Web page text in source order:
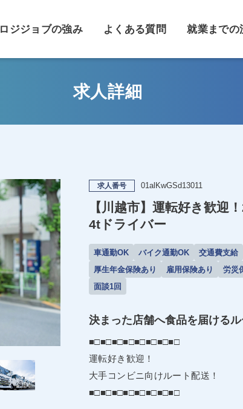
ロジジョブの強み よくある質問 就業までの
求人詳細
求人番号 01alKwGSd13011
【川越市】運転好き歓迎
4tドライバー
車通勤OK バイク通勤OK 交通費支給
厚生年金保険あり
雇用保険あり 労災
面談1回
決まった店舗へ食品を届けるル
■□■□■□■□■□■□■□■□
運転好き歓迎！
大手コンビニ向けルート配送！
■□■□■□■□■□■□■□■□